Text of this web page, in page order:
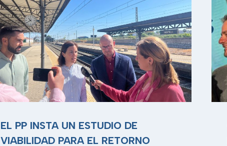
EL PP INSTA UN ESTUDIO DE
VIABILIDAD PARA EL RETORNO